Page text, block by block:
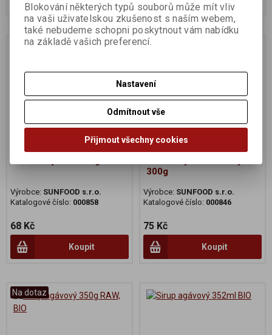
Na dotaz
Výrobce: SUNFOOD s.r.o.
Katalogové číslo: 000858
68 Kč
Koupit
Na dotaz
300g
Výrobce: SUNFOOD s.r.o.
Katalogové číslo: 000846
75 Kč
Koupit
Na dotaz
Blokování některých typů souborů může mít vliv
na vaši uživatelskou zkušenost s naším webem,
také nebudeme schopni poskytnout vám nabídku
na základě vašich preferencí.
Nastavení
Odmítnout vše
Přijmout všechny cookies